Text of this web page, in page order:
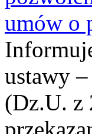
umów o
ustawy
(Dz.U. z